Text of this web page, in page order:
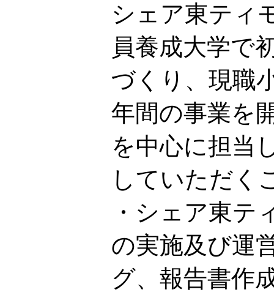
シェア東ティ
員養成大学で
づくり、現職
年間の事業を
を中心に担当
していただく
・シェア東テ
の実施及び運
グ、報告書作